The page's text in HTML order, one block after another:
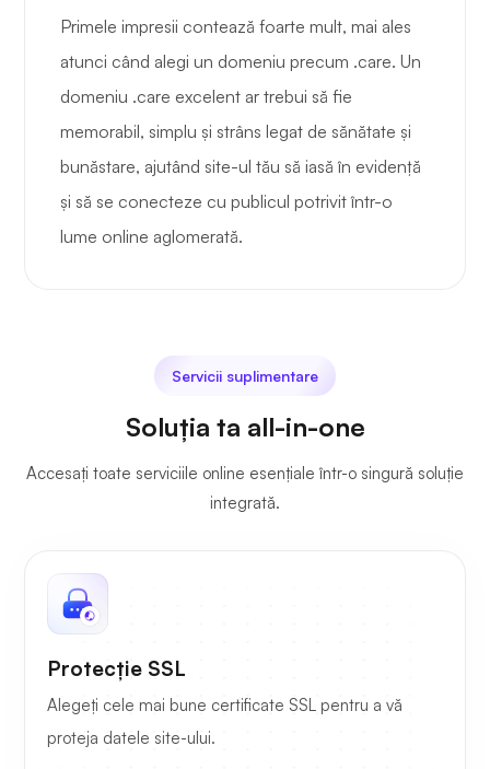
Primele impresii contează foarte mult, mai ales
atunci când alegi un domeniu precum .care. Un
domeniu .care excelent ar trebui să fie
memorabil, simplu și strâns legat de sănătate și
bunăstare, ajutând site-ul tău să iasă în evidență
și să se conecteze cu publicul potrivit într-o
lume online aglomerată.
Servicii suplimentare
Soluția ta all-in-one
Accesați toate serviciile online esențiale într-o singură soluție
integrată.
Protecție SSL
Alegeți cele mai bune certificate SSL pentru a vă
proteja datele site-ului.